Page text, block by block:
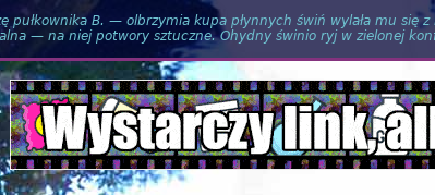
pułkownika B. — olbrzymia kupa płynnych świń wylała mu się
— na niej potwory sztuczne. Ohydny świnio ryj w zielonej